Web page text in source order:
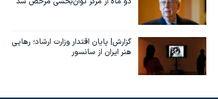
گزارش| پایان اقتدار وزارت ارشاد؛ رهایی
هنر ایران از سانسور